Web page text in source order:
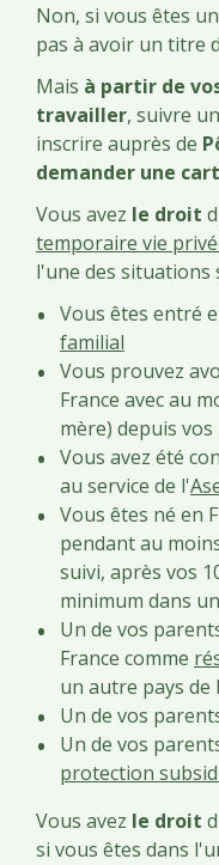
Non, si vous êtes
pas à avoir un titre
Mais à partir de
travailler, suivre un
inscrire auprès de
demander une
Vous avez le droit
temporaire vie
l'une des situations
Vous êtes entré
familial
Vous prouvez
France avec au
mère) depuis
Vous avez été
au service de l'
Vous êtes né en
pendant au
suivi, après vos
minimum dans
Un de vos
France comme
un autre pays de
Un de vos
Un de vos
protection
Vous avez le droit
si vous êtes dans